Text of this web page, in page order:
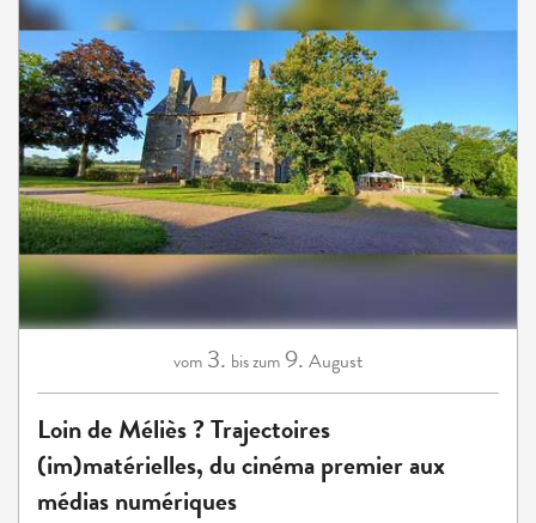
vom 3. bis zum9. August
Loin de Méliès ? Trajectoires
(im)matérielles, du cinéma premier aux
médias numériques